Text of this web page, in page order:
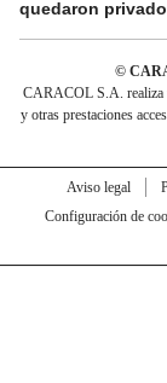
quedaron
©
CARACOL S.A. realiza
y otras prestaciones
Aviso legal
Configuración de